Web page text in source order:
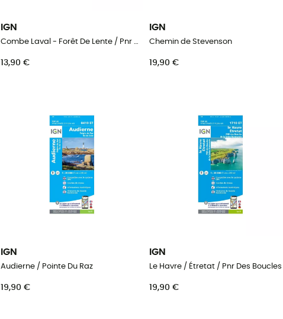
IGN
Combe Laval - Forêt De Lente / Pnr Du Vercors
13,90 €
IGN
Chemin de Stevenson
19,90 €
IGN
Audierne / Pointe Du Raz
19,90 €
IGN
19,90 €